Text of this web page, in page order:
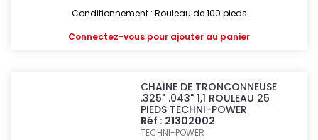
Conditionnement : Rouleau de 100 pieds
Connectez-vous pour ajouter au panier
CHAINE DE TRONCONNEUSE
.325" .043" 1,1 ROULEAU 25
PIEDS TECHNI-POWER
Réf : 21302002
TECHNI-POWER